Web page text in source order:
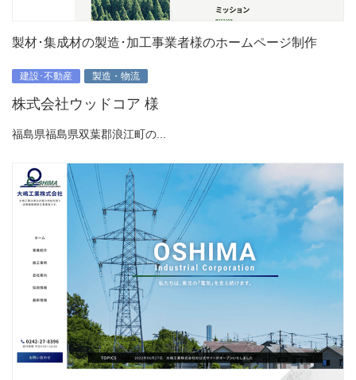
製材･集成材の製造･加工事業者様のホームページ制作
建設･不動産 製造・物流
株式会社ウッドコア 様
福島県福島県双葉郡浪江町の...